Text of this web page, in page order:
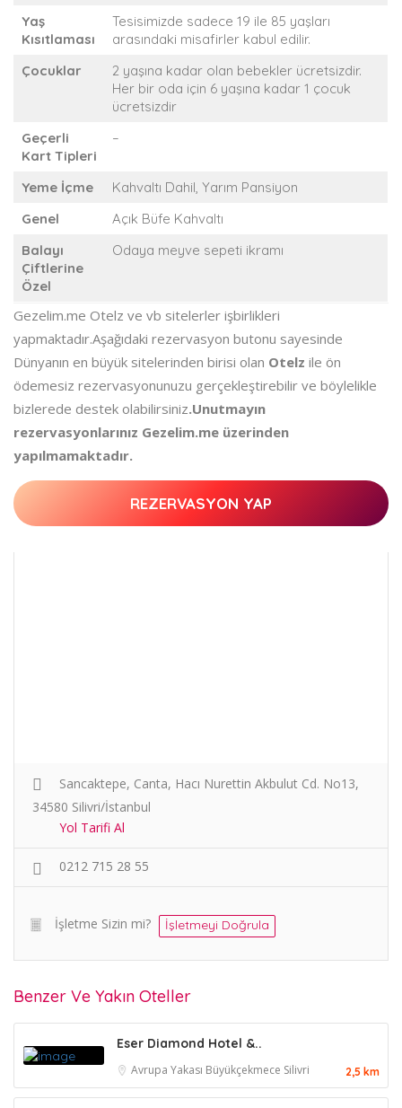
Yaş
Kısıtlaması
Tesisimizde sadece 19 ile 85 yaşları
arasındaki misafirler kabul edilir.
Çocuklar
2 yaşına kadar olan bebekler ücretsizdir.
Her bir oda için 6 yaşına kadar 1 çocuk
ücretsizdir
Geçerli
Kart Tipleri
–
Yeme İçme
Kahvaltı Dahil, Yarım Pansiyon
Genel
Açık Büfe Kahvaltı
Balayı
Çiftlerine
Özel
Odaya meyve sepeti ikramı
Gezelim.me Otelz ve vb sitelerler işbirlikleri
yapmaktadır.Aşağıdaki rezervasyon butonu sayesinde
Dünyanın en büyük sitelerinden birisi olan Otelz ile ön
ödemesiz rezervasyonunuzu gerçekleştirebilir ve böylelikle
bizlerede destek olabilirsiniz.Unutmayın
rezervasyonlarınız Gezelim.me üzerinden
yapılmamaktadır.
REZERVASYON YAP
Sancaktepe, Canta, Hacı Nurettin Akbulut Cd. No13,
34580 Silivri/İstanbul
Yol Tarifi Al
0212 715 28 55
İşletme Sizin mi? İşletmeyi Doğrula
Benzer Ve Yakın Oteller
Eser Diamond Hotel &..
Avrupa Yakası Büyükçekmece Silivri 2,5 km